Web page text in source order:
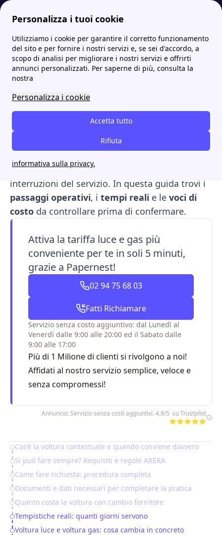
Personalizza i tuoi cookie
Utilizziamo i cookie per garantire il corretto funzionamento
del sito e per fornire i nostri servizi e, se sei d'accordo, a
scopo di analisi per migliorare i nostri servizi e offrirti
annunci personalizzati. Per saperne di più, consulta la
nostra
Personalizza i cookie
Accetta tutto
Rifiuta
informativa sulla privacy.
Papernest.it MoreVoltura Voltura con cambio fornitore: come funziona, tempi e costi
Voltura con cambio
fornitore: come funziona,
tempi e costi
Quando entri in una casa con fornitura attiva,
voltura con cambio fornitore
scegliere subito un nuovo operatore, senza
interruzioni del servizio. In questa guida trovi i
passaggi operativi, i tempi reali e le voci di
costo da controllare prima di confermare.
Attiva la tariffa luce e gas più
conveniente per te in soli 5 minuti,
grazie a Papernest!
02 94 75 68 03
Fatti Richiamare
Servizio senza costo aggiuntivo: dal Lunedì al
Venerdì dalle 9:00 alle 20:00 ed il Sabato dalle
9:00 alle 17:00
Più di 1 Milione di clienti si rivolgono a noi!
Affidati al nostro servizio semplice, veloce e
senza compromessi!
Annuncio: Servizio senza costi aggiuntivi. 4,8/5 su Trustpilot
⭐⭐⭐⭐⭐
Table of Contents
Cos’è la voltura contestuale e quando conviene davvero
Si può fare sempre? Requisiti e regole ARERA
Come fare richiesta: procedura completa
Documenti e dati necessari per completare la pratica
Quanto costa la voltura con cambio fornitore
Tempistiche reali: quanti giorni servono
Voltura luce e voltura gas: cosa cambia in concreto